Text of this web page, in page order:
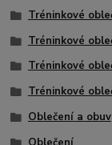
Tréninkové
Tréninkové
Tréninkové
Tréninkové
Oblečení a obuv